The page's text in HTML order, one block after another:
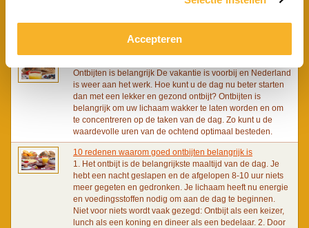
Accepteren
samenwerken. U kan vanaf dit weekend nu ook in de
Ontbijten is belangrijk De vakantie is voorbij en Nederland
is weer aan het werk. Hoe kunt u de dag nu beter starten
dan met een lekker en gezond ontbijt? Ontbijten is
belangrijk om uw lichaam wakker te laten worden en om
te concentreren op de taken van de dag. Zo kunt u de
waardevolle uren van de ochtend optimaal besteden.
10 redenen waarom goed ontbijten belangrijk is
1. Het ontbijt is de belangrijkste maaltijd van de dag. Je
hebt een nacht geslapen en de afgelopen 8-10 uur niets
meer gegeten en gedronken. Je lichaam heeft nu energie
en voedingsstoffen nodig om aan de dag te beginnen.
Niet voor niets wordt vaak gezegd: Ontbijt als een keizer,
lunch als een koning en dineer als een bedelaar. 2. Door